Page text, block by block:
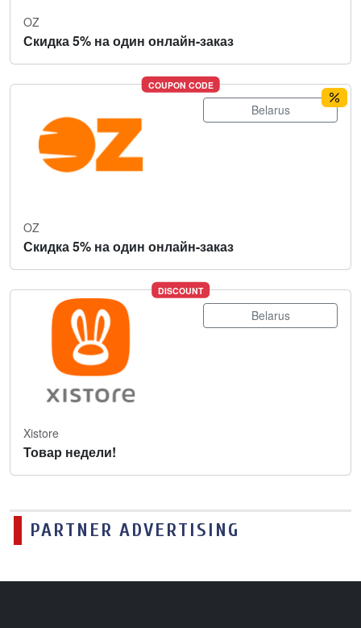
OZ
Скидка 5% на один онлайн-заказ
COUPON CODE
Belarus
OZ
Скидка 5% на один онлайн-заказ
DISCOUNT
Belarus
Xistore
Товар недели!
PARTNER ADVERTISING